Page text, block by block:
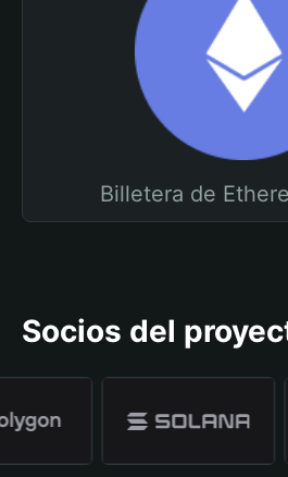
Billetera de
Socios del